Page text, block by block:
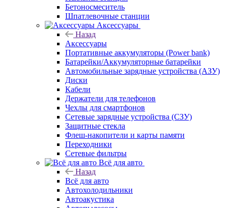
Бетоносмеситель
Шпатлевочные станции
Аксессуары
Назад
Аксессуары
Портативные аккумуляторы (Power bank)
Батарейки/Аккумуляторные батарейки
Автомобильные зарядные устройства (АЗУ)
Диски
Кабели
Держатели для телефонов
Чехлы для смартфонов
Сетевые зарядные устройства (СЗУ)
Защитные стекла
Флеш-накопители и карты памяти
Переходники
Сетевые фильтры
Всё для авто
Назад
Всё для авто
Автохолодильники
Автоакустика